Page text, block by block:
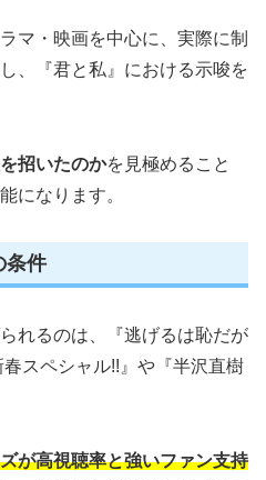
マ・映画を中心に、実際に制
、『君と私』における示唆を
招いたのかを見極めること
になります。
条件
れるのは、『逃げるは恥だが
スペシャル!!』や『半沢直樹
が高視聴率と強いファン支持